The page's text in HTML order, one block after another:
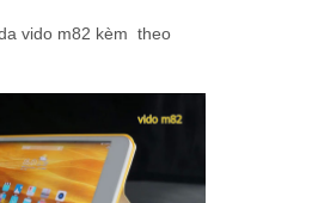
vido m82 kèm theo